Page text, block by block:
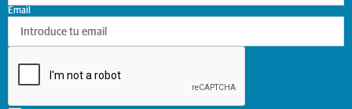
Email